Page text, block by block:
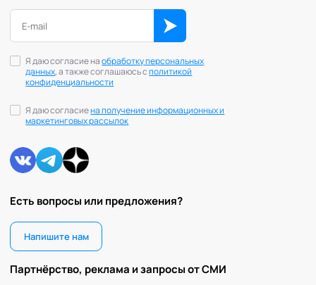
Физические травмы и реабилитация
Формирование команд
Целеполагание и планирование
Эмоциональные расстройства
Есть вопросы или предложения?
Напишите нам
Партнёрство, реклама и запросы от СМИ
Я даю согласие наобработку персональных
данных, а также соглашаюсь сполитикой
конфиденциальности
Я даю согласиена получение информационных и
маркетинговых рассылок